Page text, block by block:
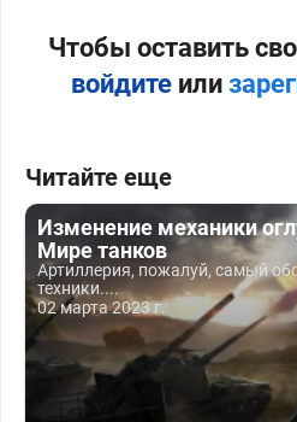
Чтобы оставить
войдитеили
Читайте еще
Изменение механики
Мире танков
Артиллерия, пожалуй, самый
техники....
02 марта 2023 г.